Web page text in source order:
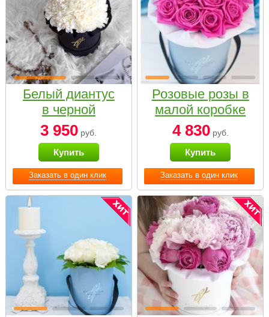
Заказать в один клик
Белый диантус
в черной
коробке Small
3 950 руб.
Купить
Заказать в один клик
Розовые розы в
малой коробке
4 830руб.
Купить